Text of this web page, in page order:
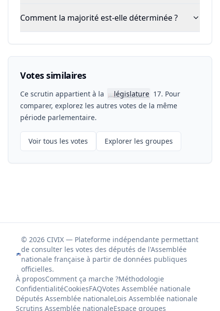
Comment la majorité est-elle déterminée ?
Votes similaires
Ce scrutin appartient à la 📖législature 17. Pour
comparer, explorez les autres votes de la même
période parlementaire.
Voir tous les votes Explorer les groupes
© 2026 CIVIX — Plateforme indépendante permettant
de consulter les votes des députés de l'Assemblée
nationale française à partir de données publiques
officielles.
À proposComment ça marche ?Méthodologie
ConfidentialitéCookiesFAQVotes Assemblée nationale
Députés Assemblée nationaleLois Assemblée nationale
Scrutins Assemblée nationaleEspace groupes